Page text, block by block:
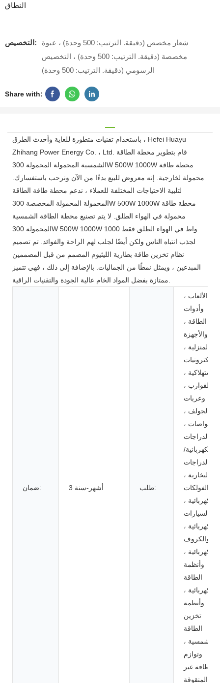
النطاق
التخصيص:
شعار مخصص (دقيقة. الترتيب: 500 وحدة) ، عبوة
مخصصة (دقيقة. الترتيب: 500 وحدة) ، التخصيص
الرسومي (دقيقة. الترتيب: 500 وحدة)
Share with:
باستخدام تقنيات متطورة للغاية وأحدث الطرق ، Hefei Huayu
Zhihang Power Energy Co. ، Ltd. قام بتطوير محطة الطاقة
الشمسية المحمولة المحمولة 300W 500W 1000W محطة طاقة
محمولة لخارجية. إنه معروض للبيع بدءًا من الآن ونرحب باستفسارك.
لتلبية الاحتياجات المختلفة للعملاء ، ندعم محطة طاقة الطاقة
المحمولة المحمولة المخصصة 300W 500W 1000W محطة طاقة
محمولة في الهواء الطلق. لا يتم تصنيع محطة الطاقة الشمسية
المحمولة 300W 500W 1000W 1000 واط في الهواء الطلق فقط
لجذب انتباه الناس ولكن أيضًا لجلب لهم الراحة والفوائد. تم تصميم
نظام تخزين طاقة بطارية الليثيوم المصمم من قبل المصممين
المبدعين ، ويمثل نمطًا من الجماليات. بالإضافة إلى ذلك ، فهي تتميز
ضمان: 3 أشهر-سنة طلب:
الألعاب ،
وأدوات
الطاقة ،
والأجهزة
المنزلية ،
والالكترونيات
الاستهلاكية ،
والقوارب ،
وعربات
الجولف ،
والغواصات ،
والدراجات
الكهربائية/
الدراجات
البخارية ،
والفولكات
الكهربائية ،
والسيارات
الكهربائية ،
والكروف
الكهربائية ،
وأنظمة
الطاقة
الكهربائية ،
وأنظمة
تخزين
الطاقة
الشمسية ،
وتوازم
الطاقة غير
المنقوقة